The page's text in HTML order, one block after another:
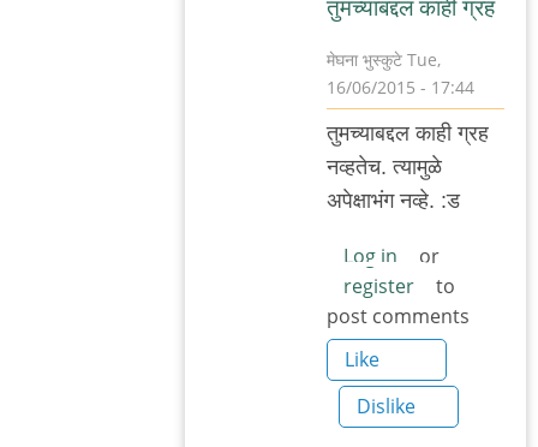
तुमच्याबद्दल काही ग्रह
मेघना भुस्कुटे Tue,
16/06/2015 - 17:44
reply
to
स्वच्छ
by
अनु
राव
तुमच्याबद्दल काही ग्रह
नव्हतेच. त्यामुळे
अपेक्षाभंग नव्हे. :ड
Log in
or
register
to
post comments
Like
Dislike